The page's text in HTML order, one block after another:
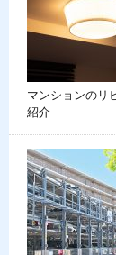
マンションのリ
紹介